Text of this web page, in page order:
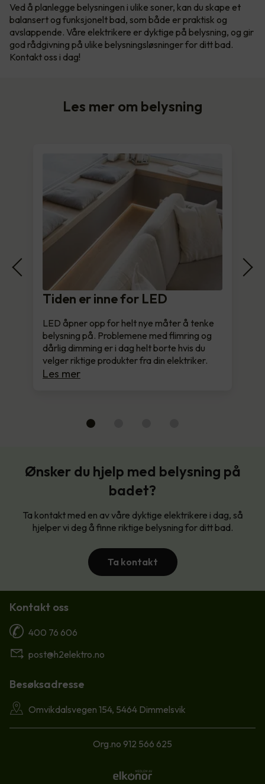
Ved å planlegge belysningen i ulike soner, kan du skape et
balansert og funksjonelt bad, som både er praktisk og
avslappende. Våre elektrikere er dyktige på belysning, og gir
god rådgivning på ulike belysningsløsninger for ditt bad.
Kontakt oss i dag!
Les mer om belysning
Tiden er inne for LED
LED åpner opp for helt nye måter å tenke
belysning på. Problemene med flimring og
dårlig dimming er i dag helt borte hvis du
velger riktige produkter fra din elektriker.
Les mer
Ønsker du hjelp med belysning på
badet?
Ta kontakt med en av våre dyktige elektrikere i dag, så
hjelper vi deg å finne riktige belysning for ditt bad.
Ta kontakt
Kontakt oss
400 76 606
post@h2elektro.no
Besøksadresse
Omvikdalsvegen 154, 5464 Dimmelsvik
Org.no 912 566 625